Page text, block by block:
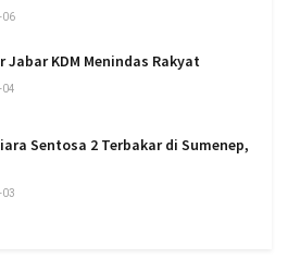
06
Jabar KDM Menindas Rakyat
Sentosa 2 Terbakar di Sumenep,